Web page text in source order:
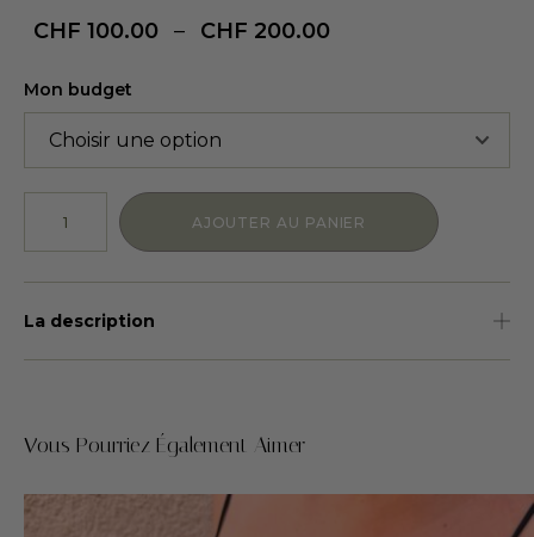
CHF 100.00 – CHF 200.00
Mon budget
AJOUTER AU PANIER
La description
Vous Pourriez Également Aimer